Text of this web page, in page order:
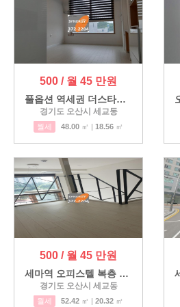
500 / 월 45 만원
풀옵션 역세권 더스타힐 오피…
경기도 오산시 세교동
월세 48.00 ㎡ | 18.56 ㎡
500 / 월 45 만원
세마역 오피스텔 복층 월세
경기도 오산시 세교동
월세 52.42 ㎡ | 20.32 ㎡